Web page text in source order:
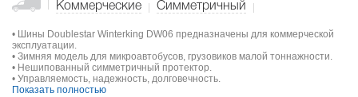
Коммерческие Симметричный
• Шины Doublestar Winterking DW06 предназначены для коммерческой
эксплуатации.
• Зимняя модель для микроавтобусов, грузовиков малой тоннажности.
• Нешипованный симметричный протектор.
• Управляемость, надежность, долговечность.
Показать полностью